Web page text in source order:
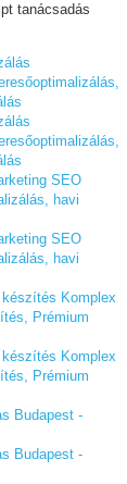
tanácsadás
SEO
havi
SEO
havi
Komplex
Prémium
Komplex
Prémium
Budapest -
Budapest -